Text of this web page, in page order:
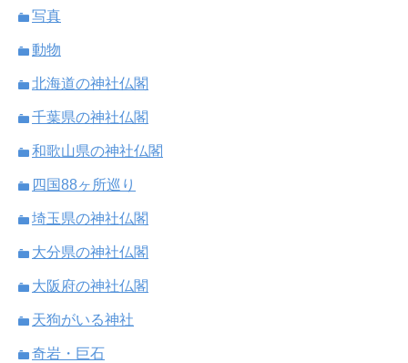
写真
動物
北海道の神社仏閣
千葉県の神社仏閣
和歌山県の神社仏閣
四国88ヶ所巡り
埼玉県の神社仏閣
大分県の神社仏閣
大阪府の神社仏閣
天狗がいる神社
奇岩・巨石